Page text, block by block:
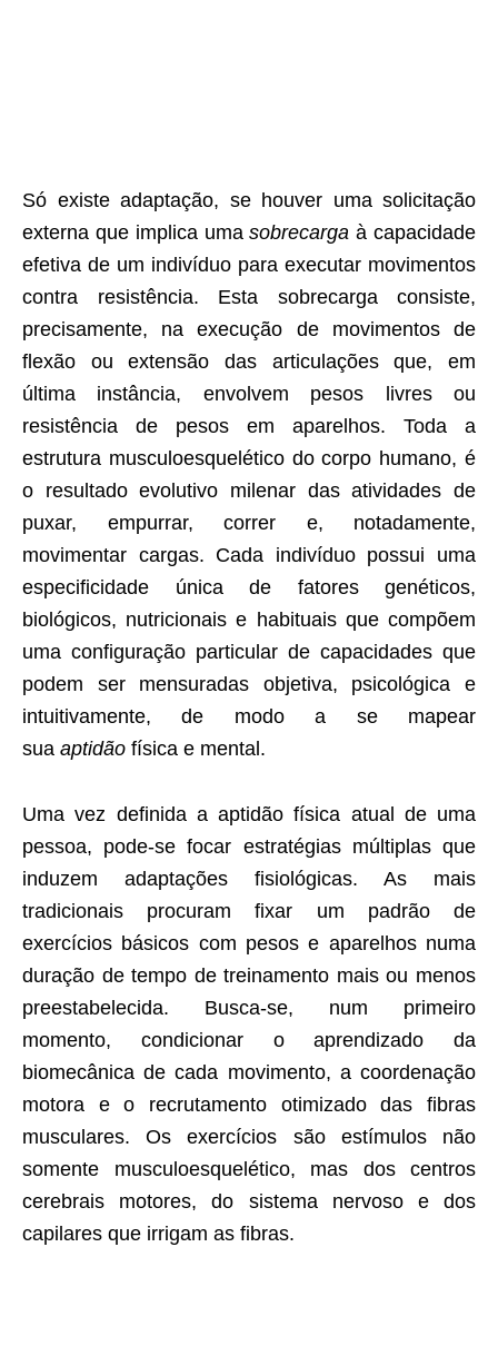
Só existe adaptação, se houver uma solicitação
externa que implica umasobrecarga à capacidade
efetiva de um indivíduo para executar movimentos
contra resistência. Esta sobrecarga consiste,
precisamente, na execução de movimentos de
flexão ou extensão das articulações que, em
última instância, envolvem pesos livres ou
resistência de pesos em aparelhos. Toda a
estrutura musculoesquelético do corpo humano, é
o resultado evolutivo milenar das atividades de
puxar, empurrar, correr e, notadamente,
movimentar cargas. Cada indivíduo possui uma
especificidade única de fatores genéticos,
biológicos, nutricionais e habituais que compõem
uma configuração particular de capacidades que
podem ser mensuradas objetiva, psicológica e
intuitivamente, de modo a se mapear
sua aptidão física e mental.
Uma vez definida a aptidão física atual de uma
pessoa, pode-se focar estratégias múltiplas que
induzem adaptações fisiológicas. As mais
tradicionais procuram fixar um padrão de
exercícios básicos com pesos e aparelhos numa
duração de tempo de treinamento mais ou menos
preestabelecida. Busca-se, num primeiro
momento, condicionar o aprendizado da
biomecânica de cada movimento, a coordenação
motora e o recrutamento otimizado das fibras
musculares. Os exercícios são estímulos não
somente musculoesquelético, mas dos centros
cerebrais motores, do sistema nervoso e dos
capilares que irrigam as fibras.